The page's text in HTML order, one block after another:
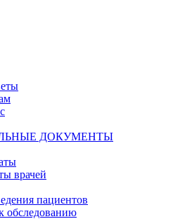
ДОКУМЕНТЫ
врачей
пациентов
обследованию